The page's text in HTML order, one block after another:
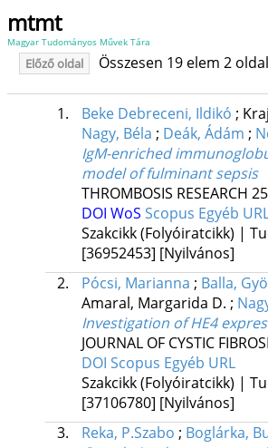
mtmt
Magyar Tudományos Művek Tára
Előző oldal Összesen 19 elem 2
1. Beke Debreceni, Ildikó ;
Nagy, Béla ; Deák, Ádám ;
IgM-enriched
model of fulminant sepsis
THROMBOSIS RESEARCH
DOI WoS Scopus Egyéb
Szakcikk (Folyóiratcikk) |
[36952453] [Nyilvános]
2.
Pócsi, Marianna ; Balla,
Amaral, Margarida D. ;
Investigation of HE4
JOURNAL OF CYSTIC
DOI Scopus Egyéb URL
Szakcikk (Folyóiratcikk) |
[37106780] [Nyilvános]
3.
Reka, P.Szabo ; Boglárka,